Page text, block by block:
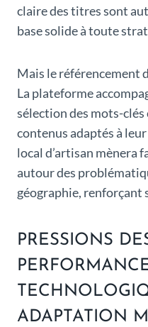
claire des titres sont
base solide à toute
Mais le référencement
La plateforme
sélection des mots-
contenus adaptés à
local d’artisan mènera
autour des
géographie, renforçant
PRESSIONS
ADAPTATION